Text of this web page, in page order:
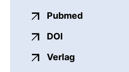
Pubmedexterner
DOI
Verlagexterner